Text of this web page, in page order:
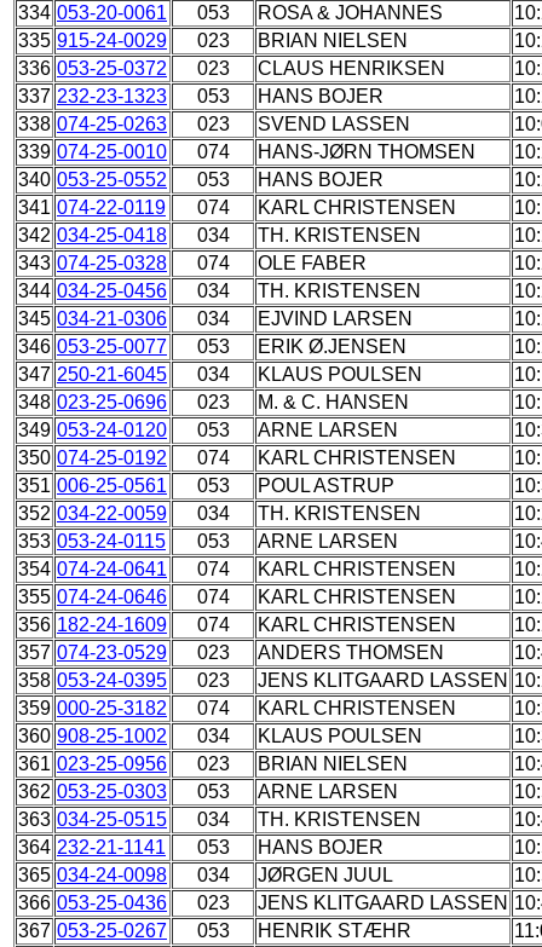
334 053-20-0061 053 ROSA & JOHANNES
335 915-24-0029 023 BRIAN NIELSEN
336 053-25-0372 023 CLAUS HENRIKSEN
337 232-23-1323 053 HANS BOJER
338 074-25-0263 023 SVEND LASSEN
339 074-25-0010 074 HANS-JØRN THOMSEN
340 053-25-0552 053 HANS BOJER
341 074-22-0119 074 KARL CHRISTENSEN
342 034-25-0418 034 TH. KRISTENSEN
343 074-25-0328 074 OLE FABER
344 034-25-0456 034 TH. KRISTENSEN
345 034-21-0306 034 EJVIND LARSEN
346 053-25-0077 053 ERIK Ø.JENSEN
347 250-21-6045 034 KLAUS POULSEN
348 023-25-0696 023 M. & C. HANSEN
349 053-24-0120 053 ARNE LARSEN
350 074-25-0192 074 KARL CHRISTENSEN
351 006-25-0561 053 POUL ASTRUP
352 034-22-0059 034 TH. KRISTENSEN
353 053-24-0115 053 ARNE LARSEN
354 074-24-0641 074 KARL CHRISTENSEN
355 074-24-0646 074 KARL CHRISTENSEN
356 182-24-1609 074 KARL CHRISTENSEN
357 074-23-0529 023 ANDERS THOMSEN
358 053-24-0395 023 JENS KLITGAARD LASSEN
359 000-25-3182 074 KARL CHRISTENSEN
360 908-25-1002 034 KLAUS POULSEN
361 023-25-0956 023 BRIAN NIELSEN
362 053-25-0303 053 ARNE LARSEN
363 034-25-0515 034 TH. KRISTENSEN
364 232-21-1141 053 HANS BOJER
365 034-24-0098 034 JØRGEN JUUL
366 053-25-0436 023 JENS KLITGAARD LASSEN
367 053-25-0267 053 HENRIK STÆHR